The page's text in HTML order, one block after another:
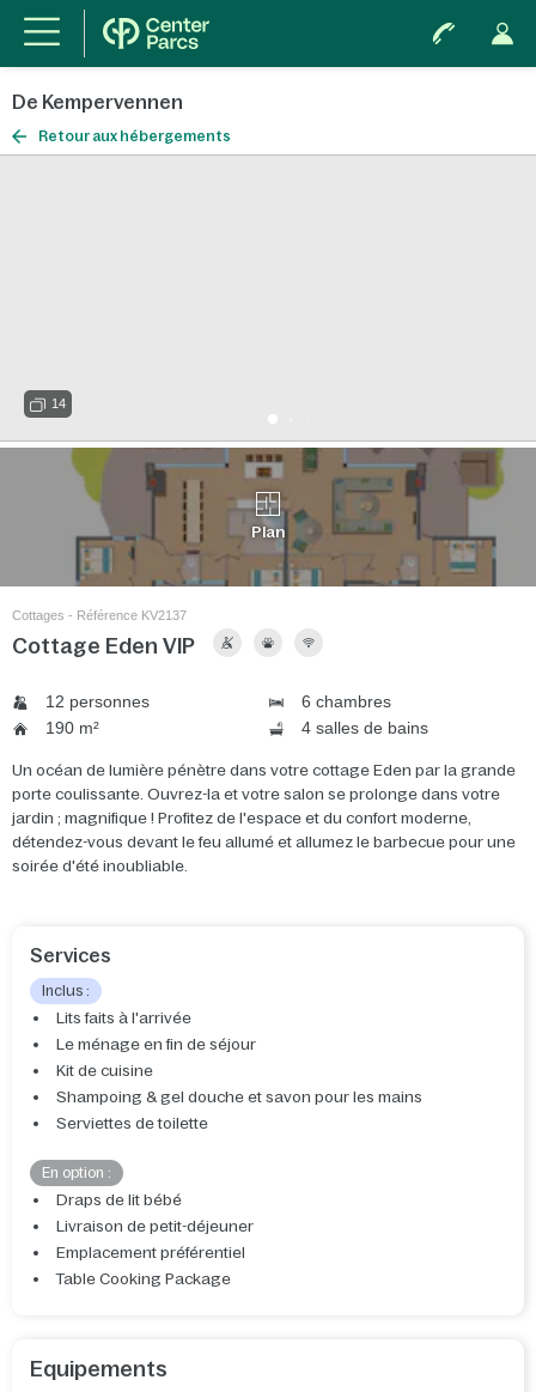
De Kempervennen
Retour aux hébergements
14
Plan
Cottages - Référence KV2137
Cottage Eden VIP
12 personnes
6 chambres
190 m²
4 salles de bains
Un océan de lumière pénètre dans votre cottage Eden par la grande
porte coulissante. Ouvrez-la et votre salon se prolonge dans votre
jardin ; magnifique ! Profitez de l'espace et du confort moderne,
détendez-vous devant le feu allumé et allumez le barbecue pour une
soirée d'été inoubliable.
Services
Inclus :
Lits faits à l'arrivée
Le ménage en fin de séjour
Kit de cuisine
Shampoing & gel douche et savon pour les mains
Serviettes de toilette
En option :
Draps de lit bébé
Livraison de petit-déjeuner
Emplacement préférentiel
Table Cooking Package
Equipements